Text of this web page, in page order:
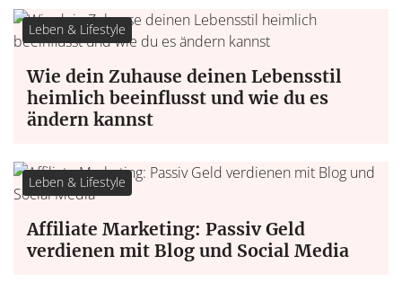
Leben & Lifestyle
Wie dein Zuhause deinen Lebensstil
heimlich beeinflusst und wie du es
ändern kannst
Leben & Lifestyle
Affiliate Marketing: Passiv Geld
verdienen mit Blog und Social Media